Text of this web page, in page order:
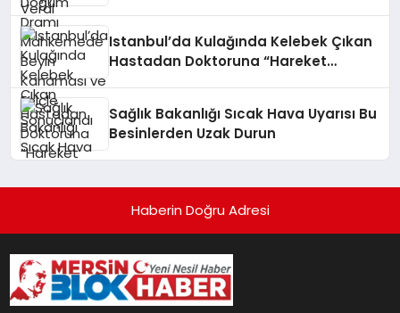
Istanbul’da Kulağında Kelebek Çıkan
Hastadan Doktoruna “Hareket
Sağlık Bakanlığı Sıcak Hava Uyarısı Bu
Besinlerden Uzak Durun
Haberin Doğru Adresi